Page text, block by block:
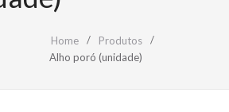
Home
Produtos
Alho poró (unidade)